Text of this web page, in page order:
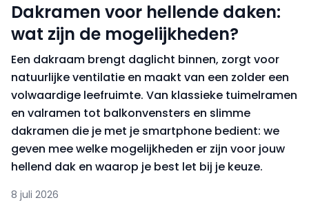
Dakramen voor hellende daken:
wat zijn de mogelijkheden?
Een dakraam brengt daglicht binnen, zorgt voor
natuurlijke ventilatie en maakt van een zolder een
volwaardige leefruimte. Van klassieke tuimelramen
en valramen tot balkonvensters en slimme
dakramen die je met je smartphone bedient: we
geven mee welke mogelijkheden er zijn voor jouw
hellend dak en waarop je best let bij je keuze.
8 juli 2026